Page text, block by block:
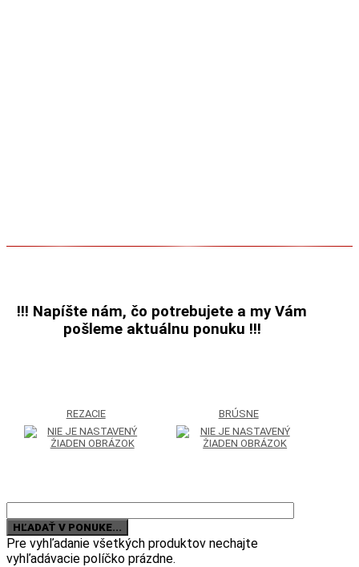
!!! Napíšte nám, čo potrebujete a my Vám
pošleme aktuálnu ponuku !!!
REZACIE BRÚSNE
Pre vyhľadanie všetkých produktov nechajte
vyhľadávacie políčko prázdne.